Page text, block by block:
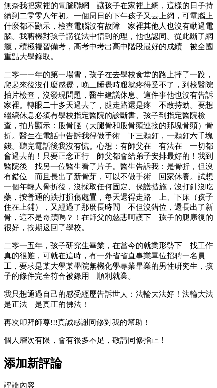
無奈我把家裡的電腦聯網，讓孩子在家裡上網，這樣的日子持
續到二零零八年初。一個周日的下午孩子又去上網，可電腦上
什麼都不顯示，檢查電腦沒有故障，家裡其他人也沒有動過電
腦。我藉機對孩子講從法中悟到的理，他也認同。從此斷了網
癮，積極複習備考，高考中考出高中階段最好的成績，被全國
重點大學錄取。
二零一一年的第一場雪，孩子在去學校食堂的路上摔了一跤，
爬起來後沒什麼感覺，晚上睡覺時腿就疼得受不了，到校醫院
拍片檢查，沒發現問題，醫生建議休息。這件事他也沒有告訴
家裡。轉眼二十多天過去了，腿走路還是疼，不敢持勁。要想
繼續休息必須有學校指定醫院的診斷書。孩子到指定醫院檢
查，拍片顯示：股骨脛（大腿骨和股骨頭連接的那塊骨頭）骨
折。醫生在電話中告訴我得做手術，下三顆釘，一顆釘六千塊
錢。聽完電話後我沒有慌。心想：有師父在，有法在，一切都
會過去的！只要正念正行，師父都會給弟子安排最好的！我到
醫院後，找另一位醫生看了片子。醫生告訴我：是骨折，但沒
有錯位，而且長出了新骨芽，可以不做手術，回家休養。試想
一個年輕人骨折後，沒採取任何固定、保護措施，沒打針沒吃
藥，按普通的跌打損傷處置，每天還得走路，上、下床（孩子
住在上鋪），又經過了那麼長時間，不但沒錯位，還長出了新
骨，這不是奇蹟嗎？！在師父的慈悲呵護下，孩子的腿康復的
很好，按期返回了學校。
二零一五年，孩子研究生畢業，在當今的就業形勢下，找工作
真的很難，可就在這時，有一外省省直事業單位招聘一名員
工，要求是某大學某學院無機化學專業畢業的男性研究生，孩
子的條件完全符合被錄用，順利就業。
我只想通過自己的感受經歷告訴世人：法輪大法好！法輪大法
是正法！是真正的佛法！
再次叩拜師尊!!!真誠感謝同修對我的幫助！
個人層次有限，會有很多不足，敬請同修指正！
添加新評論
評論內容